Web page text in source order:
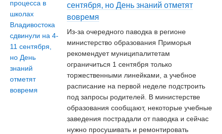
сентября, но День знаний отметят
вовремя
Из-за очередного паводка в регионе
министерство образования Приморья
рекомендует муниципалитетам
ограничиться 1 сентября только
торжественными линейками, а учебное
расписание на первой неделе подстроить
под запросы родителей. В министерстве
образования сообщают, некоторые учебные
заведения пострадали от паводка и сейчас
нужно просушивать и ремонтировать